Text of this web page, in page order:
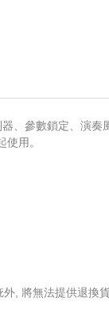
、參數鎖定、演
用。
, 將無法提供退換